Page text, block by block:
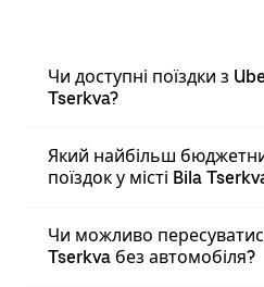
Чи доступні поїздки з
Tserkva?
Який найбільш
поїздок у місті Bila
Чи можливо
Tserkva без автомобіля?